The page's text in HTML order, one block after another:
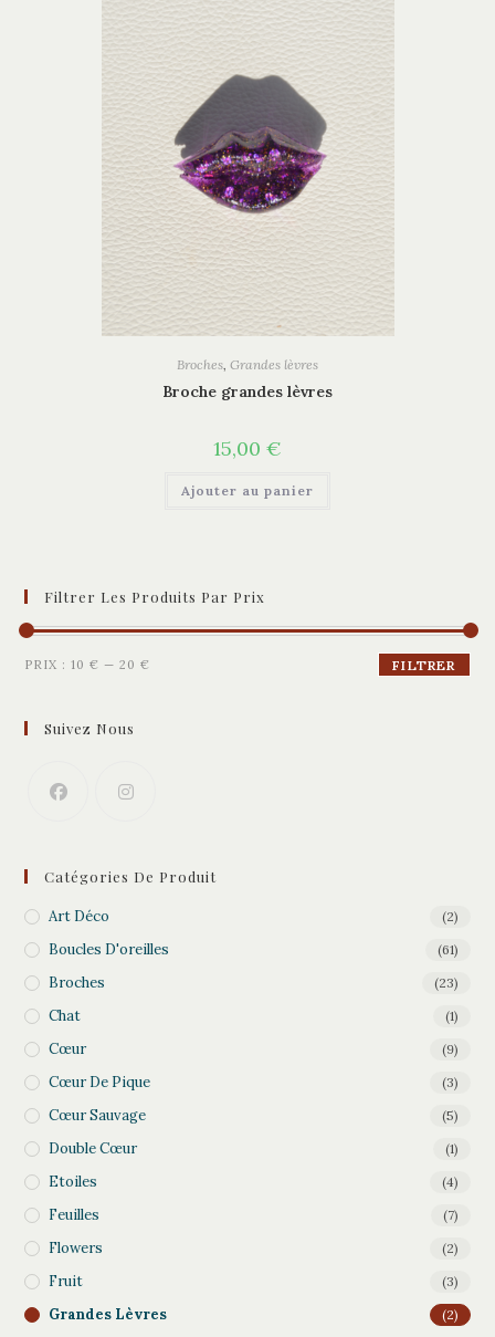
Broches Grandes lèvres
Broche grandes lèvres
15,00 €
Ajouter au panier
Filtrer Les Produits Par Prix
Prix
Prix
FILTRER
PRIX :10 € —20 €
Suivez Nous
Catégories De Produit
Art Déco (2)
Boucles D'oreilles (61)
Broches (23)
Chat (1)
Cœur (9)
Cœur De Pique (3)
Cœur Sauvage (5)
Double Cœur (1)
Etoiles (4)
Feuilles (7)
Flowers (2)
Fruit (3)
Grandes Lèvres (2)